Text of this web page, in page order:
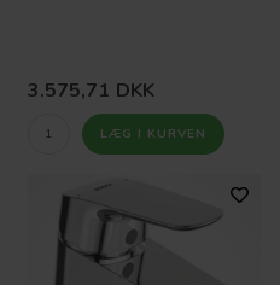
3.575,71 DKK